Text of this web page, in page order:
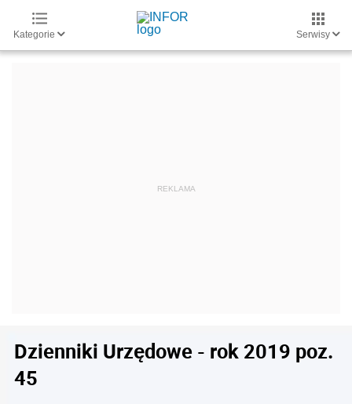
Kategorie Serwisy
Dzienniki Urzędowe - rok 2019 poz.
45